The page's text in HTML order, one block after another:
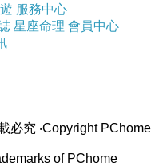
驗，能夠成為您財
臨什麼財務挑戰，
建議。是否需要當
定情況和目標。
奮的冒險，但首
何確保您選擇了最
？以下是一些建
服務中心
星座命理 會員中心
必究 ‧Copyright PChome
of PChome